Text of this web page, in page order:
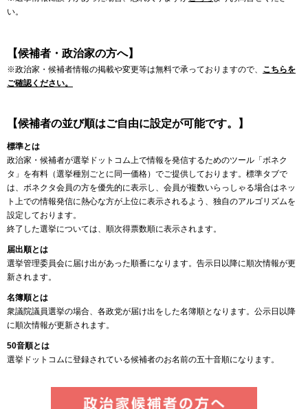
い。
【候補者・政治家の方へ】
※政治家・候補者情報の掲載や変更等は無料で承っておりますので、 こちらを
ご確認ください。
【候補者の並び順はご自由に設定が可能です。】
標準とは
政治家・候補者が選挙ドットコム上で情報を発信するためのツール「ボネク
タ」を有料（選挙種別ごとに同一価格）でご提供しております。標準タブで
は、ボネクタ会員の方を優先的に表示し、会員が複数いらっしゃる場合はネッ
ト上での情報発信に熱心な方が上位に表示されるよう、独自のアルゴリズムを
設定しております。
終了した選挙については、順次得票数順に表示されます。
届出順とは
選挙管理委員会に届け出があった順番になります。告示日以降に順次情報が更
新されます。
名簿順とは
衆議院議員選挙の場合、各政党が届け出をした名簿順となります。公示日以降
に順次情報が更新されます。
50音順とは
選挙ドットコムに登録されている候補者のお名前の五十音順になります。